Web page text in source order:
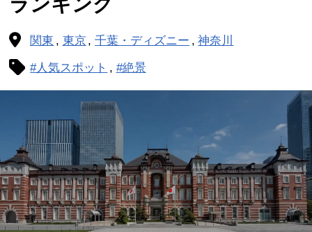
関東 東京 千葉・ディズニー 神奈川
#人気スポット #絶景